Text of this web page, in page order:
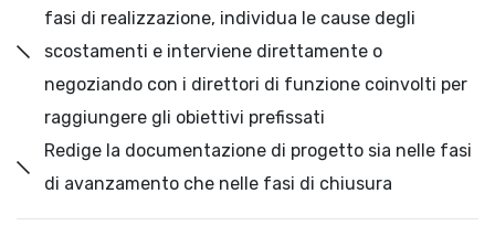
fasi di realizzazione, individua le cause degli
scostamenti e interviene direttamente o
negoziando con i direttori di funzione coinvolti per
raggiungere gli obiettivi prefissati
Redige la documentazione di progetto sia nelle fasi
di avanzamento che nelle fasi di chiusura